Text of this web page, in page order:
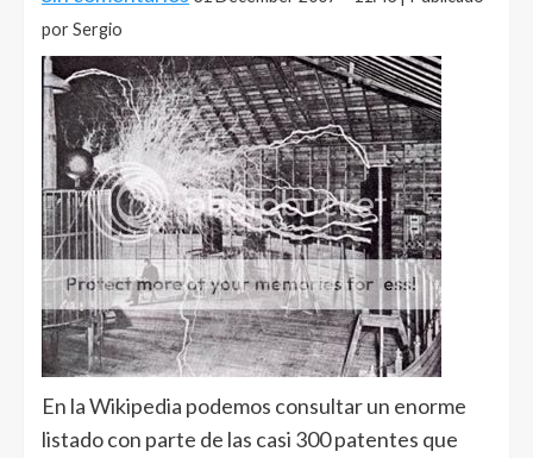
por Sergio
En la Wikipedia podemos consultar un enorme
listado con parte de las casi 300 patentes que